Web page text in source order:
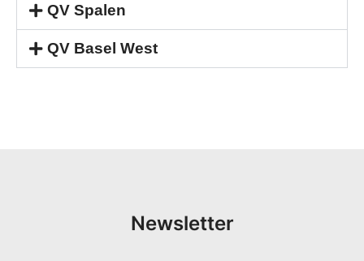
QV Spalen
QV Basel West
Newsletter